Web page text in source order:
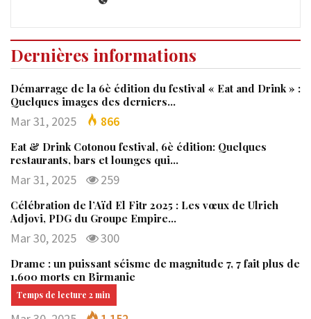
Dernières informations
Démarrage de la 6è édition du festival « Eat and Drink » :
Quelques images des derniers…
Mar 31, 2025 866
Eat & Drink Cotonou festival, 6è édition: Quelques
restaurants, bars et lounges qui…
Mar 31, 2025 259
Célébration de l’Aïd El Fitr 2025 : Les vœux de Ulrich
Adjovi, PDG du Groupe Empire…
Mar 30, 2025 300
Drame : un puissant séisme de magnitude 7, 7 fait plus de
1.600 morts en Birmanie